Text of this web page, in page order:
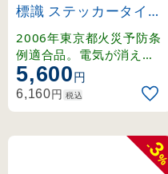
標識 ステッカータイプ
東京都条例適合品 非常
口・階段右上 (68046)
2006年東京都火災予防条
例適合品。電気が消えて
も長時間光り、地下鉄駅
舎などの避難誘導をサポ
ートします。
5,600円
6,160円 税込
-
3
%